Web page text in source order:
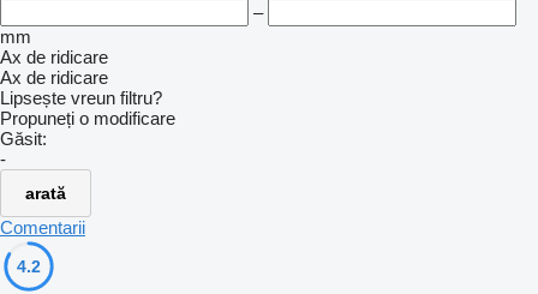
–
mm
Ax de ridicare
Ax de ridicare
Lipsește vreun filtru?
Propuneți o modificare
Găsit:
-
arată
Comentarii
4.2